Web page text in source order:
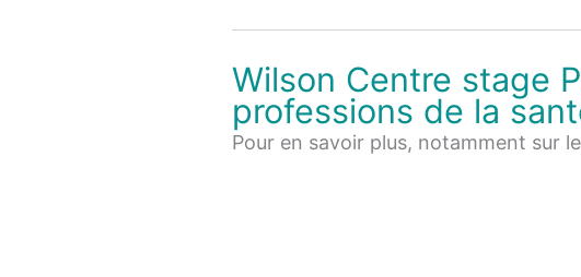
Wilson Centre stage
professions de la
Pour en savoir plus, notamment sur